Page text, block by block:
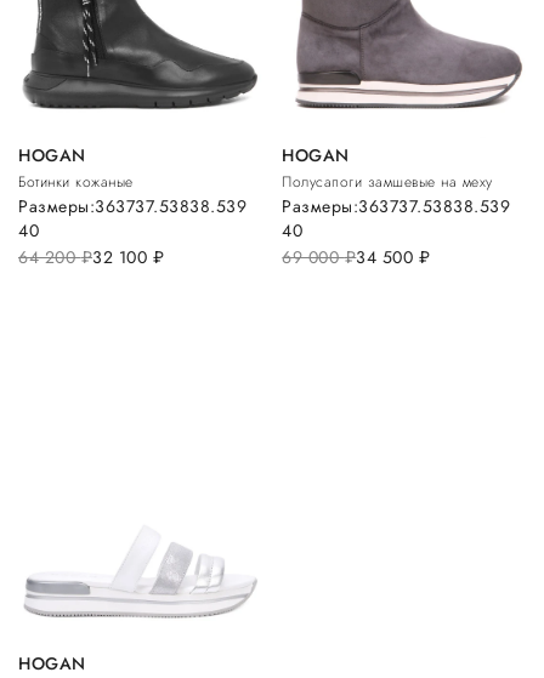
HOGAN
Ботинки кожаные
64 200руб.32 100 руб.
Размеры:363737.53838.539
40
HOGAN
Полусапоги замшевые на меху
69 000руб.34 500 руб.
Размеры:363737.53838.539
40
HOGAN